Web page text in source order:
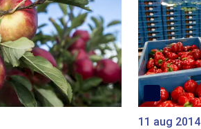
11 aug 2014